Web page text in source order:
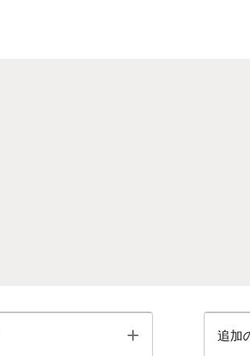
Toggle 追加